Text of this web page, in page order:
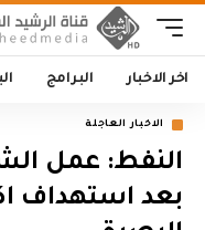
اخر الاخبار البرامج
الاخبار العاجلة
النفط: عمل
بعد استهداف